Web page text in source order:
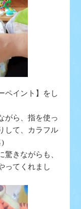
ペイント】をし
がら、指を使っ
して、カラフル
きながらも、
ってくれまし